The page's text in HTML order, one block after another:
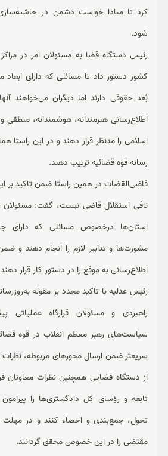
کرد تا مبادا خواست دشمن در
شود.
رئیس دستگاه قضا به مسئولان امر در
کشور دستور داد تا مسائلی که دارای
بُعد حقوقی دارند اما دیگران می‌خواهند
اطلاع‌رسانی هنرمندانه، هوشمندانه، منطقی
اسلامی را مدنظر قرار دهند و در این راستا
رسانه قوه قضائیه ترتیب دهند.
قاضی‌القضات در همین راستا ضمن تاکید بر
نافی استقلال قاضی نیست، گفت: مسئولان
استان‌ها درخصوص مسائلی که دارای
مشورت‌ها و تدابیر لازم را انجام دهند و
اطلاع‌رسانی به موقع را در دستور کار قرار
رئیس عدلیه با تاکید مجدد بر مقوله
راهبردی و مسئولان قرارگاه عملیاتی
سیاست‌های رهبر معظم انقلاب در قوه
سریعتر ضمن ارسال محورهای مربوطه،
از دستگاه قضایی همچنین نظرات معاونان
تابعه و رؤسای کل دادگستری‌ها را
تحول، جمع‌بندی و احصاء کنند و در مهلت
مقتضی را در این خصوص محقق گردانند.